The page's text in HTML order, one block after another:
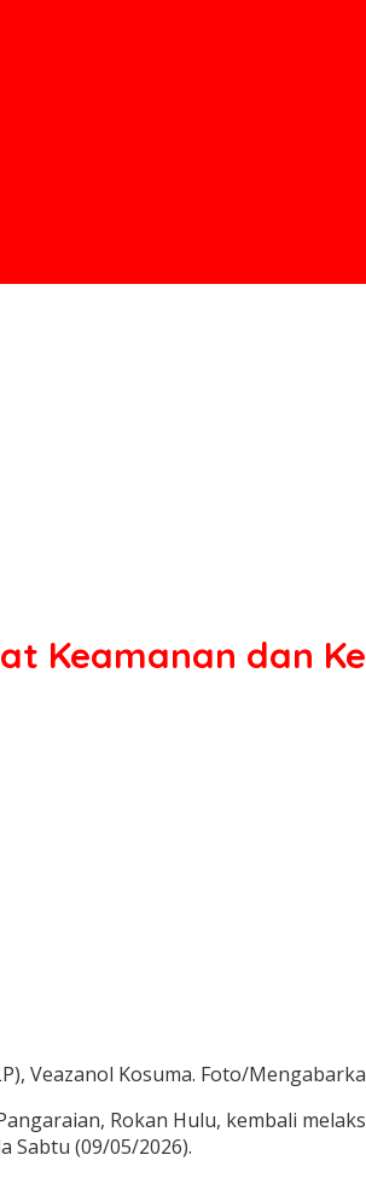
Keamanan dan
Veazanol Kosuma. Foto/
Rokan Hulu, kembali
Sabtu (09/05/2026).